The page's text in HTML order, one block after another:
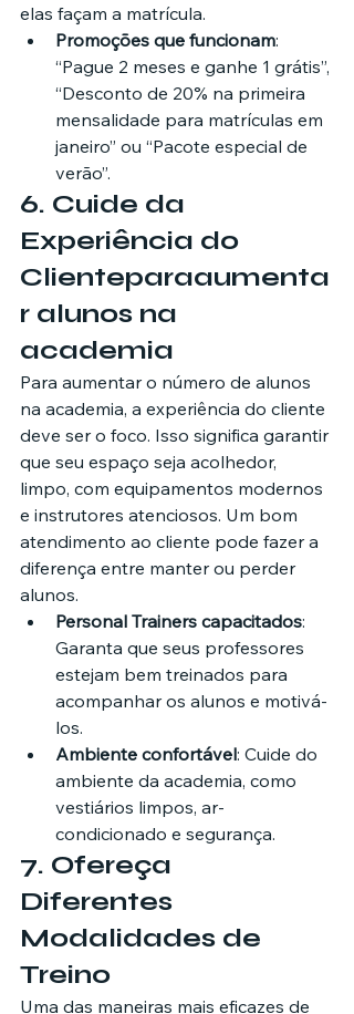
elas façam a matrícula.
Promoções que funcionam:
“Pague 2 meses e ganhe 1 grátis”,
“Desconto de 20% na primeira
mensalidade para matrículas em
janeiro” ou “Pacote especial de
verão”.
6. Cuide da
Experiência do
Clienteparaaumenta
r alunos na
academia
Para aumentar o número de alunos
na academia, a experiência do cliente
deve ser o foco. Isso significa garantir
que seu espaço seja acolhedor,
limpo, com equipamentos modernos
e instrutores atenciosos. Um bom
atendimento ao cliente pode fazer a
diferença entre manter ou perder
alunos.
Personal Trainers capacitados:
Garanta que seus professores
estejam bem treinados para
acompanhar os alunos e motivá-
los.
Ambiente confortável: Cuide do
ambiente da academia, como
vestiários limpos, ar-
condicionado e segurança.
7. Ofereça
Diferentes
Modalidades de
Treino
Uma das maneiras mais eficazes de